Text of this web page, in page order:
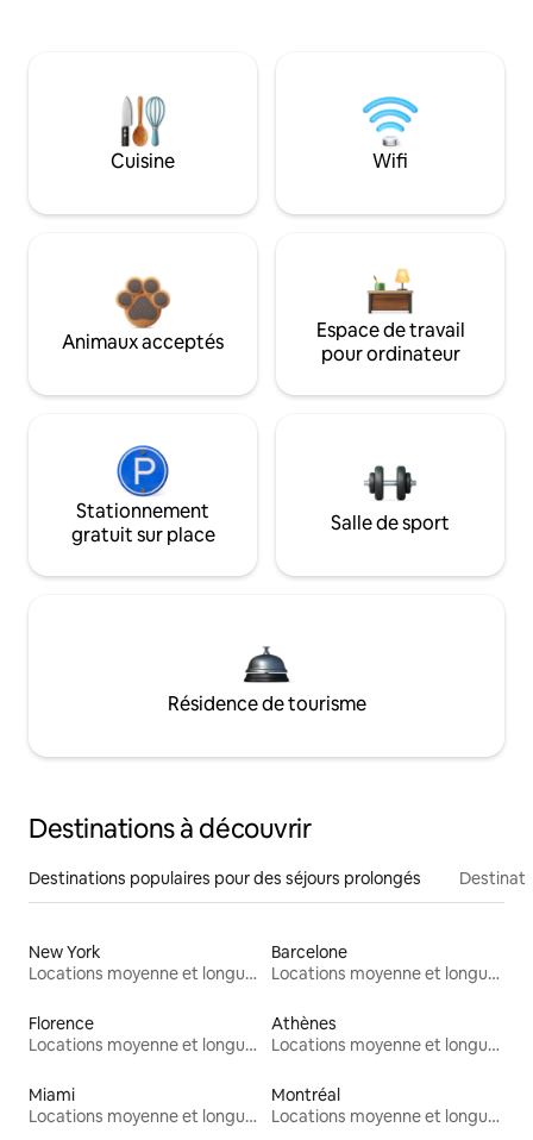
Cuisine Wifi
Animaux acceptés
Espace de travail
pour ordinateur
Stationnement
gratuit sur place
Salle de sport
Résidence de tourisme
Destinations à découvrir
Destinations populaires pour des séjours prolongés
New York
Locations moyenne et longue durée
Barcelone
Locations moyenne et longue durée
Florence
Locations moyenne et longue durée
Athènes
Locations moyenne et longue durée
Miami
Locations moyenne et longue durée
Montréal
Locations moyenne et longue durée